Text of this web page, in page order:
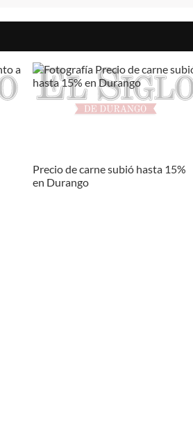
Precio de carne subió hasta 15%
en Durango